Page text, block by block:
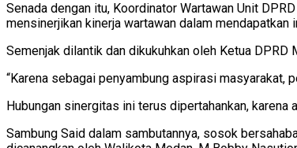
Senada dengan itu, Koordinator Wartawan Unit
mensinerjikan kinerja wartawan dalam mendapatkan
Semenjak dilantik dan dikukuhkan oleh Ketua
“Karena sebagai penyambung aspirasi masyarakat,
Hubungan sinergitas ini terus dipertahankan,
Sambung Said dalam sambutannya, sosok